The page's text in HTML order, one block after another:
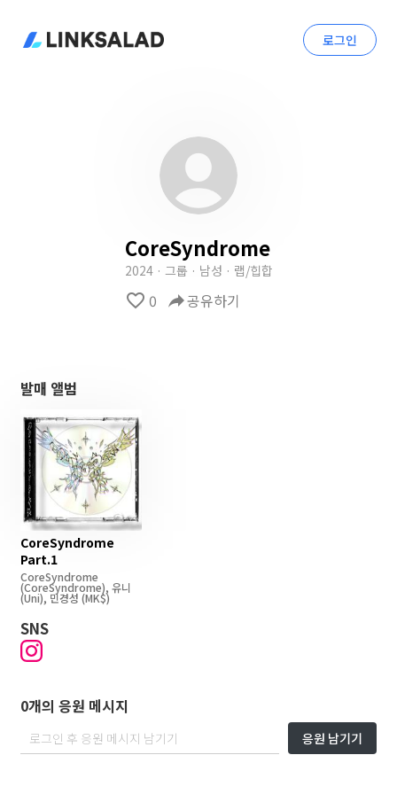
로그인
CoreSyndrome
2024 · 그룹 · 남성 · 랩/힙합
favorite_border 0 reply공유하기
발매 앨범
CoreSyndrome
Part.1
CoreSyndrome
(CoreSyndrome), 유니
(Uni), 민경성 (MK$)
SNS
0개의 응원 메시지
응원 남기기